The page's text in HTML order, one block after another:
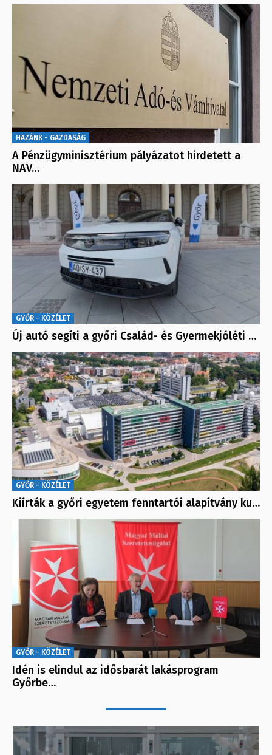
HAZÁNK - GAZDASÁG
A Pénzügyminisztérium pályázatot hirdetett a
NAV…
GYŐR - KÖZÉLET
Új autó segíti a győri Család- és Gyermekjóléti …
GYŐR - KÖZÉLET
Kiírták a győri egyetem fenntartói alapítvány ku…
GYŐR - KÖZÉLET
Idén is elindul az idősbarát lakásprogram
Győrbe…